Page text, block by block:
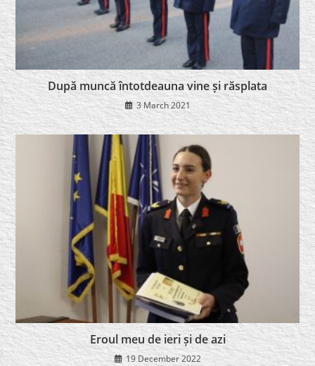
După muncă întotdeauna vine și răsplata
3 March 2021
Eroul meu de ieri și de azi
19 December 2022